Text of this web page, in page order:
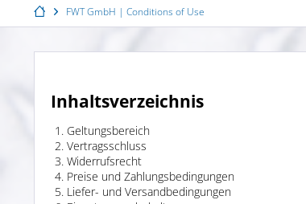
FWT GmbH | Conditions of Use
Inhaltsverzeichnis
Geltungsbereich
Vertragsschluss
Widerrufsrecht
Preise und Zahlungsbedingungen
Liefer- und Versandbedingungen